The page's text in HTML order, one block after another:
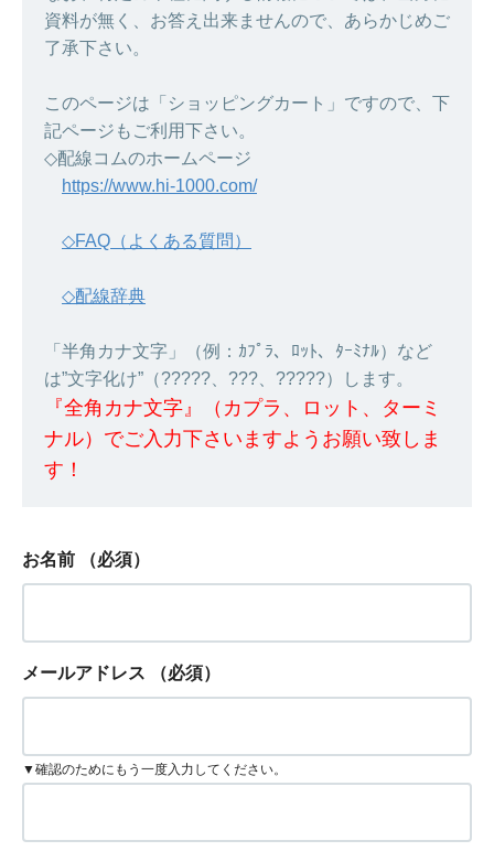
資料が無く、お答え出来ませんので、あらかじめご
了承下さい。
このページは「ショッピングカート」ですので、下
記ページもご利用下さい。
◇配線コムのホームページ
https://www.hi-1000.com/
◇FAQ（よくある質問）
◇配線辞典
「半角カナ文字」（例：ｶﾌﾟﾗ、ﾛｯﾄ、ﾀｰﾐﾅﾙ）など
は”文字化け”（?????、???、?????）します。
『全角カナ文字』（カプラ、ロット、ターミ
ナル）でご入力下さいますようお願い致しま
す！
お名前 （必須）
メールアドレス （必須）
▼確認のためにもう一度入力してください。